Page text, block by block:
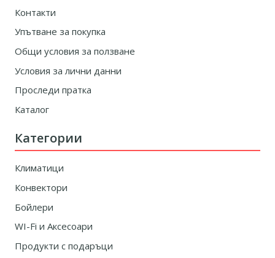
Контакти
Упътване за покупка
Общи условия за ползване
Условия за лични данни
Проследи пратка
Каталог
Категории
Климатици
Конвектори
Бойлери
WI-Fi и Аксесоари
Продукти с подаръци